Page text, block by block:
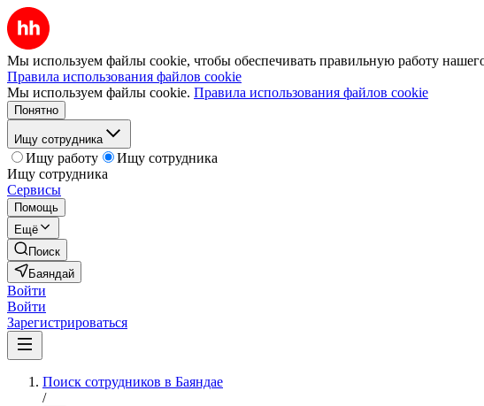
Мы используем файлы cookie, чтобы обеспечивать правильную работу
Правила использования файлов cookie
Мы используем файлы cookie. Правила использования файлов cookie
Понятно
Ищу сотрудника
Ищу работу
Ищу сотрудника
Ищу сотрудника
Сервисы
Помощь
Ещё
Поиск
Баяндай
Войти
Войти
Зарегистрироваться
Поиск сотрудников в Баяндае
/